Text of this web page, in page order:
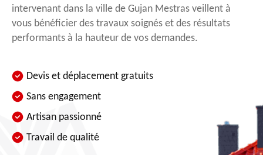
intervenant dans la ville de Gujan Mestras veillent à
vous bénéficier des travaux soignés et des résultats
performants à la hauteur de vos demandes.
Devis et déplacement gratuits
Sans engagement
Artisan passionné
Travail de qualité